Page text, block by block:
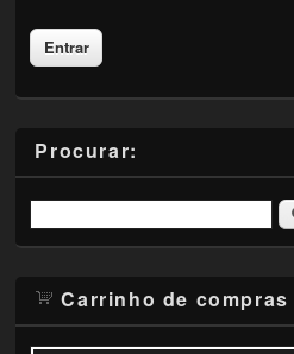
Procurar:
Carrinho de compras